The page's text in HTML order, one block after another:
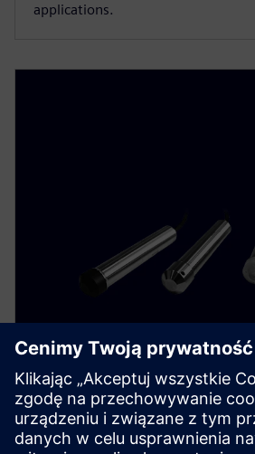
applications.
SITRANS LH300
Submersible hydrostatic level
dependable liquid level